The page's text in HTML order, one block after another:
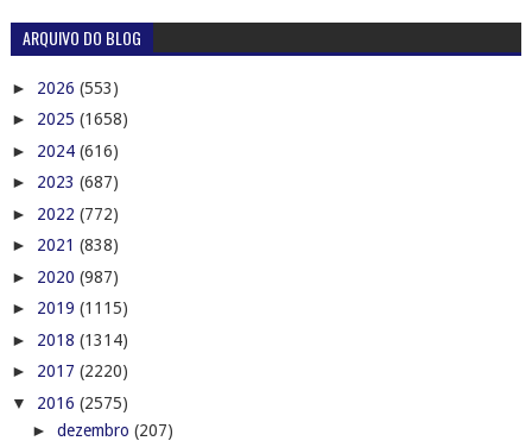
ARQUIVO DO BLOG
► 2026 (553)
► 2025 (1658)
► 2024 (616)
► 2023 (687)
► 2022 (772)
► 2021 (838)
► 2020 (987)
► 2019 (1115)
► 2018 (1314)
► 2017 (2220)
▼ 2016 (2575)
► dezembro (207)